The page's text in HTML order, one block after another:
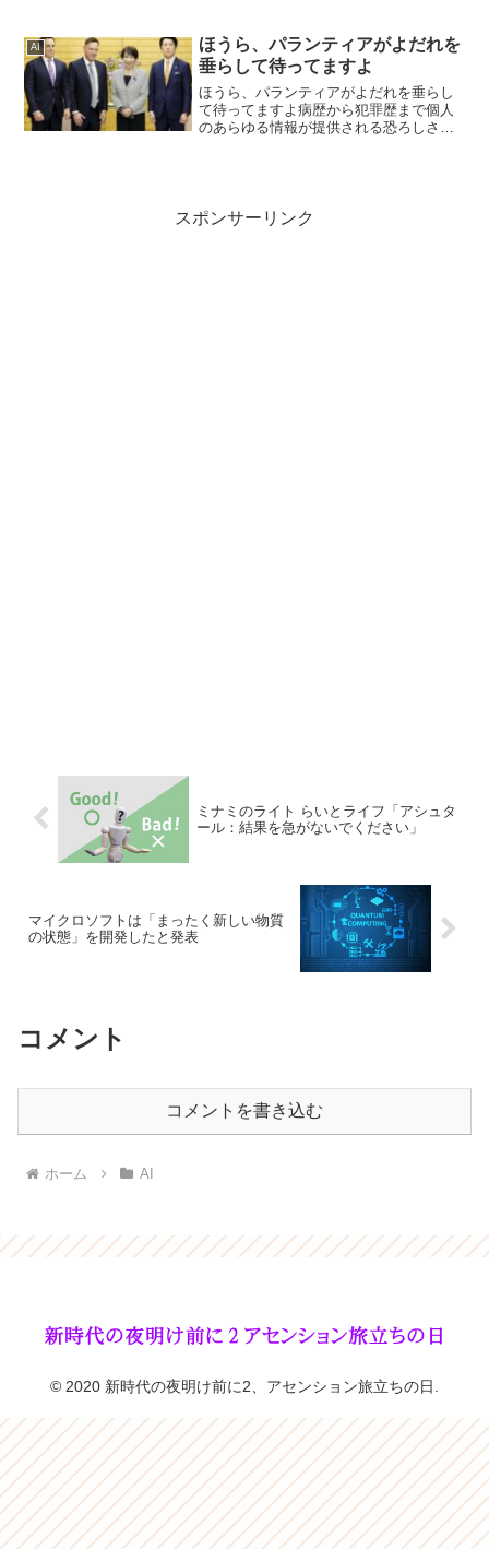
記事を以下でご紹介したことがありまし
た。・イディオット・ワール...
AI
ほうら、パランティアがよだれを
垂らして待ってますよ
ほうら、パランティアがよだれを垂らし
て待ってますよ病歴から犯罪歴まで個人
のあらゆる情報が提供される恐ろしさ！#
スポンサーリンク
ミナミのライト らいとライフ「アシュタ
ール：結果を急がないでください」
マイクロソフトは「まったく新しい物質
の状態」を開発したと発表
コメント
コメントを書き込む
ホーム AI
© 2020 新時代の夜明け前に2、アセンション旅立ちの日.